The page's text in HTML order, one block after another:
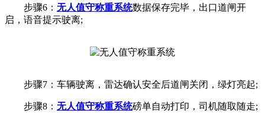
步骤6： 无人值守称重系统数据保存完毕，出口道闸开
启，语音提示驶离;
步骤7：车辆驶离，雷达确认安全后道闸关闭，绿灯亮起;
步骤8： 无人值守称重系统磅单自动打印，司机随取随走;